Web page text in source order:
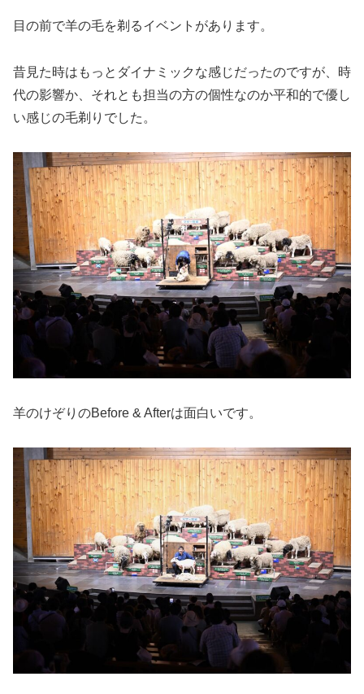
目の前で羊の毛を剃るイベントがあります。
昔見た時はもっとダイナミックな感じだったのですが、時
代の影響か、それとも担当の方の個性なのか平和的で優し
い感じの毛剃りでした。
羊のけぞりのBefore & Afterは面白いです。